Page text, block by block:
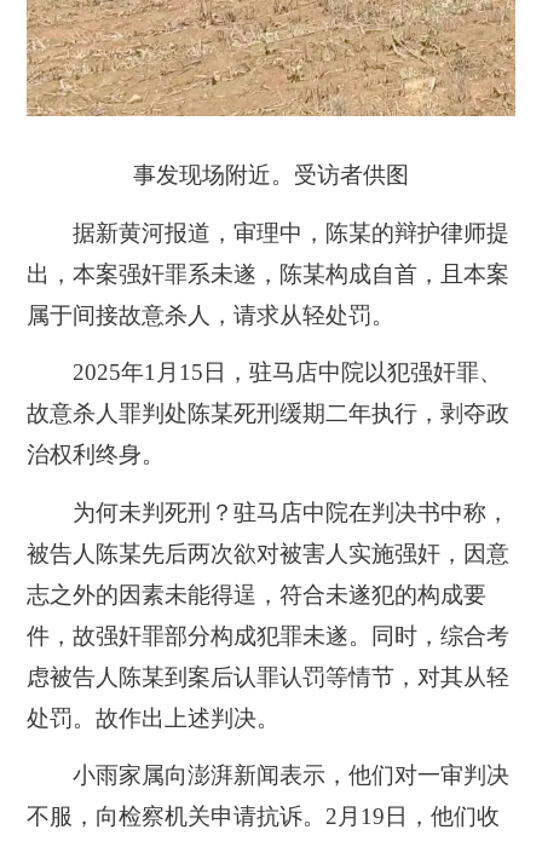
事发现场附近。受访者供图
据新黄河报道，审理中，陈某的辩护律师提
出，本案强奸罪系未遂，陈某构成自首，且本案
属于间接故意杀人，请求从轻处罚。
2025年1月15日，驻马店中院以犯强奸罪、
故意杀人罪判处陈某死刑缓期二年执行，剥夺政
治权利终身。
为何未判死刑？驻马店中院在判决书中称，
被告人陈某先后两次欲对被害人实施强奸，因意
志之外的因素未能得逞，符合未遂犯的构成要
件，故强奸罪部分构成犯罪未遂。同时，综合考
虑被告人陈某到案后认罪认罚等情节，对其从轻
处罚。故作出上述判决。
小雨家属向澎湃新闻表示，他们对一审判决
不服，向检察机关申请抗诉。2月19日，他们收